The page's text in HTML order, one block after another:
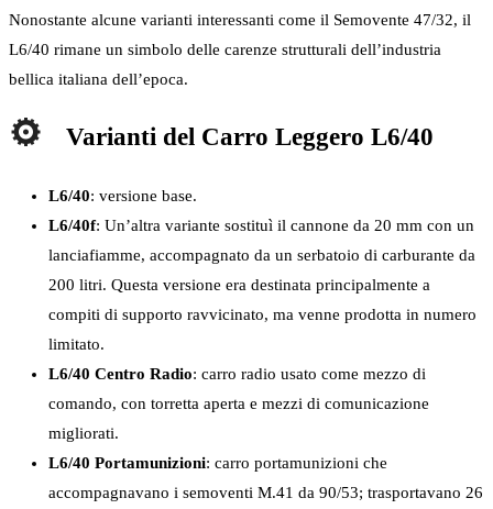
Nonostante alcune varianti interessanti come il Semovente 47/32, il
L6/40 rimane un simbolo delle carenze strutturali dell’industria
bellica italiana dell’epoca.
Varianti del Carro Leggero L6/40
L6/40: versione base.
L6/40f: Un’altra variante sostituì il cannone da 20 mm con un
lanciafiamme, accompagnato da un serbatoio di carburante da
200 litri. Questa versione era destinata principalmente a
compiti di supporto ravvicinato, ma venne prodotta in numero
limitato.
L6/40 Centro Radio: carro radio usato come mezzo di
comando, con torretta aperta e mezzi di comunicazione
migliorati.
L6/40 Portamunizioni: carro portamunizioni che
accompagnavano i semoventi M.41 da 90/53; trasportavano 26